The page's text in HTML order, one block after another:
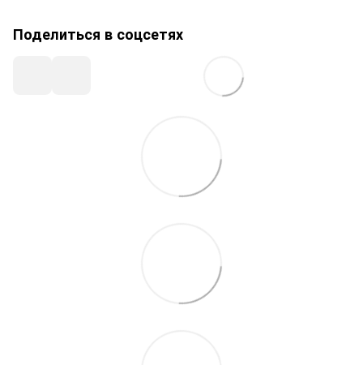
Поделиться в соцсетях